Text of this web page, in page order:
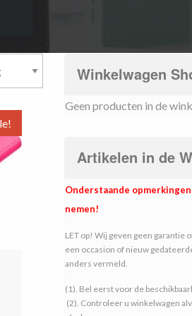
Winkelwagen
Geen producten in de
Artikelen in de
Onderstaande
nemen!
LET op! Wij geven geen garantie
een occasion of nieuw
anders vermeld.
(1). Bel eerst voor de
(2). Controleer u winkelwagen